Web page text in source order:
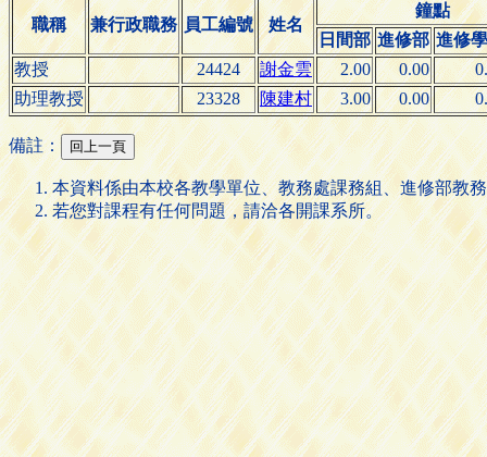
職稱 兼行政職務 員工編號 姓名
鐘點
日間部 進修部 進修
教授
24424 謝金雲 2.00 0.00
助理教授
23328 陳建村 3.00 0.00
備註：
本資料係由本校各教學單位、教務處課務組、進修部教
若您對課程有任何問題，請洽各開課系所。